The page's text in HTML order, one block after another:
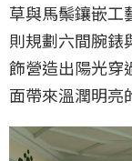
草與馬鬃鑲嵌工
則規劃六間腕錶
飾營造出陽光穿
面帶來溫潤明亮